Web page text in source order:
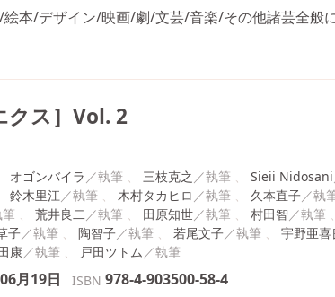
本/デザイン/映画/劇/文芸/音楽/その他諸芸全般
クス］Vol. 2
オゴンバイラ 三枝克之
Sieii Nidosani
鈴木里江 木村タカヒロ 久本直子
荒井良二 田原知世 村田智
子
陶智子 若尾文子
宇野亜喜
康
戸田ツトム
月19日 ISBN 978-4-903500-58-4